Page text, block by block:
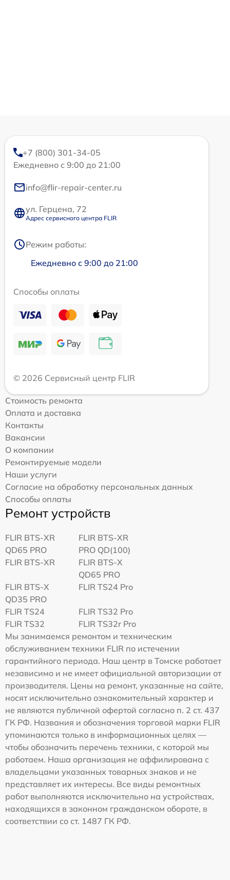
+7 (800) 301-34-05
Ежедневно с 9:00 до 21:00
info@flir-repair-center.ru
ул. Герцена, 72
Адрес сервисного центра FLIR
Режим работы:
Ежедневно с 9:00 до 21:00
Способы оплаты
© 2026 Сервисный центр FLIR
Стоимость ремонта
Оплата и доставка
Контакты
Вакансии
О компании
Ремонтируемые модели
Наши услуги
Согласие на обработку персональных данных
Способы оплаты
Ремонт устройств
FLIR BTS-XR
QD65 PRO
FLIR BTS-XR
PRO QD(100)
FLIR BTS-XR
FLIR BTS-X
QD65 PRO
FLIR BTS-X
QD35 PRO
FLIR TS24 Pro
FLIR TS24
FLIR TS32 Pro
FLIR TS32
FLIR TS32r Pro
Мы занимаемся ремонтом и техническим
обслуживанием техники FLIR по истечении
гарантийного периода. Наш центр в Томске работает
независимо и не имеет официальной авторизации от
производителя. Цены на ремонт, указанные на сайте,
носят исключительно ознакомительный характер и
не являются публичной офертой согласно п. 2 ст. 437
ГК РФ. Названия и обозначения торговой марки FLIR
упоминаются только в информационных целях —
чтобы обозначить перечень техники, с которой мы
работаем. Наша организация не аффилирована с
владельцами указанных товарных знаков и не
представляет их интересы. Все виды ремонтных
работ выполняются исключительно на устройствах,
находящихся в законном гражданском обороте, в
соответствии со ст. 1487 ГК РФ.